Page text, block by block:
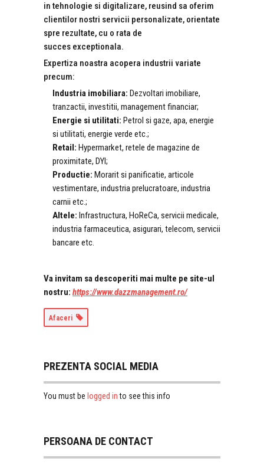
in tehnologie si digitalizare, reusind sa oferim
clientilor nostri servicii personalizate, orientate
spre rezultate, cu o rata de
succes exceptionala.
Expertiza noastra acopera industrii variate
precum:
Industria imobiliara: Dezvoltari imobiliare,
tranzactii, investitii, management financiar;
Energie si utilitati: Petrol si gaze, apa, energie
si utilitati, energie verde etc.;
Retail: Hypermarket, retele de magazine de
proximitate, DYI;
Productie: Morarit si panificatie, articole
vestimentare, industria prelucratoare, industria
carnii etc.;
Altele: Infrastructura, HoReCa, servicii medicale,
industria farmaceutica, asigurari, telecom, servicii
bancare etc.
Va invitam sa descoperiti mai multe pe site-ul
nostru: https://www.dazzmanagement.ro/
Afaceri
PREZENTA SOCIAL MEDIA
You must be logged into see this info
PERSOANA DE CONTACT